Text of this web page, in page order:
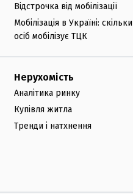
Відстрочка від мобілізації
Мобілізація в Україні: скільки
осіб мобілізує ТЦК
Нерухомість
Аналітика ринку
Купівля житла
Тренди і натхнення